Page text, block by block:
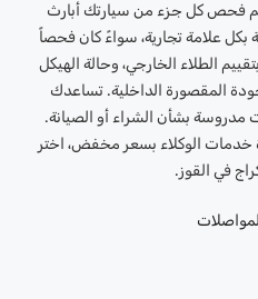
فحص كل جزء من سيارتك أبارث
علامة تجارية، سواءً كان فحصاً
الطلاء الخارجي، وحالة الهيكل
المقصورة الداخلية. تساعدك
مدروسة بشأن الشراء أو الصيانة.
الوكلاء بسعر مخفض، اختر
في القوز.